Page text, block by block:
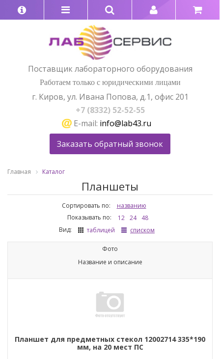
Поставщик лабораторного оборудования
Работаем только с юридическими лицами
г. Киров, ул. Ивана Попова, д.1, офис 201
+7 (8332) 52-52-55
E-mail: info@lab43.ru
Заказать обратный звонок
Главная Каталог
Планшеты
Сортировать по:
названию
Показывать по:
12 24
48
Вид:
таблицей списком
Фото
Название и описание
Планшет для предметных стекол 12002714 335*190
мм, на 20 мест ПС